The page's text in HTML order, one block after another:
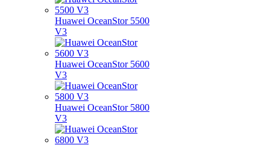
Huawei OceanStor 5500
V3
Huawei OceanStor 5600
V3
Huawei OceanStor 5800
V3